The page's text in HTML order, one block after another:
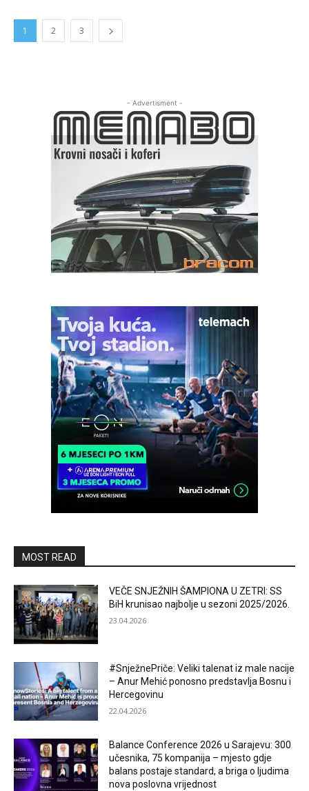
1 2 3
- Advertisment -
MOST READ
VEČE SNJEŽNIH ŠAMPIONA U ZETRI: SS
BiH krunisao najbolje u sezoni 2025/2026.
23.04.2026
#SnježnePriče: Veliki talenat iz male nacije
– Anur Mehić ponosno predstavlja Bosnu i
Hercegovinu
22.04.2026
Balance Conference 2026 u Sarajevu: 300
učesnika, 75 kompanija – mjesto gdje
balans postaje standard, a briga o ljudima
nova poslovna vrijednost